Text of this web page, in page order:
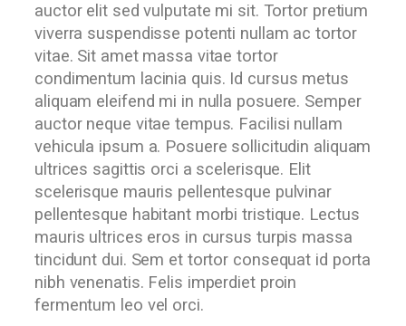
auctor elit sed vulputate mi sit. Tortor pretium
viverra suspendisse potenti nullam ac tortor
vitae. Sit amet massa vitae tortor
condimentum lacinia quis. Id cursus metus
aliquam eleifend mi in nulla posuere. Semper
auctor neque vitae tempus. Facilisi nullam
vehicula ipsum a. Posuere sollicitudin aliquam
ultrices sagittis orci a scelerisque. Elit
scelerisque mauris pellentesque pulvinar
pellentesque habitant morbi tristique. Lectus
mauris ultrices eros in cursus turpis massa
tincidunt dui. Sem et tortor consequat id porta
nibh venenatis. Felis imperdiet proin
fermentum leo vel orci.